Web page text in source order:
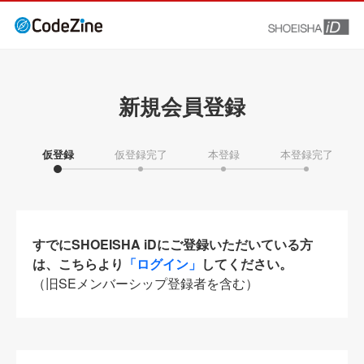
新規会員登録
仮登録 仮登録完了 本登録 本登録完了
すでにSHOEISHA iDにご登録いただいている方
は、こちらより 「ログイン」 してください。
（旧SEメンバーシップ登録者を含む）